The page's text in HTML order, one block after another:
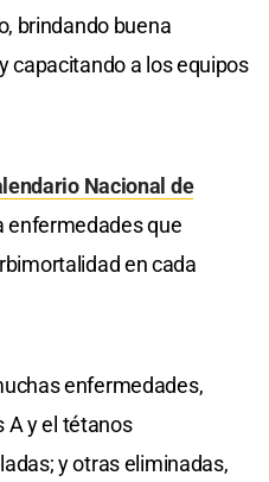
brindando buena
capacitando a los equipos
Nacional de
enfermedades que
en cada
enfermedades,
A y el tétanos
y otras eliminadas,